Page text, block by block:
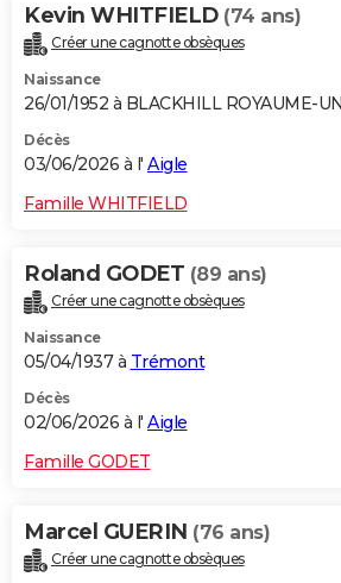
Kevin WHITFIELD (74 ans)
Créer une cagnotte obsèques
Naissance
26/01/1952 à BLACKHILL ROYAUME-
Décès
03/06/2026 à l' Aigle
Famille WHITFIELD
Roland GODET (89 ans)
Créer une cagnotte obsèques
Naissance
05/04/1937 à Trémont
Décès
02/06/2026 à l' Aigle
Famille GODET
Marcel GUERIN (76 ans)
Créer une cagnotte obsèques